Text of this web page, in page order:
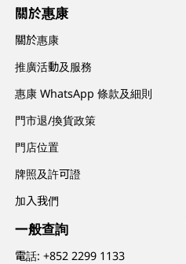
關於惠康
關於惠康
推廣活動及服務
惠康 WhatsApp 條款及細則
門市退/換貨政策
門店位置
牌照及許可證
加入我們
一般查詢
電話:+852 2299 1133